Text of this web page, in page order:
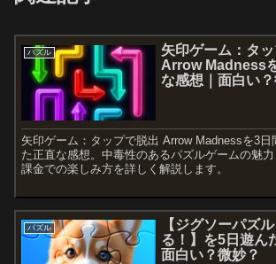
パズル
矢印ゲーム：タ
Arrow Madness
な感想｜面白い？
矢印ゲーム：タップで脱出 Arrow Madnessを3日
た正直な感想。中毒性のあるパズルゲームの魅
課金での楽しみ方を詳しく解説します。
パズル
【ジグソーパズ
る！】を5日遊ん
面白い？微妙？